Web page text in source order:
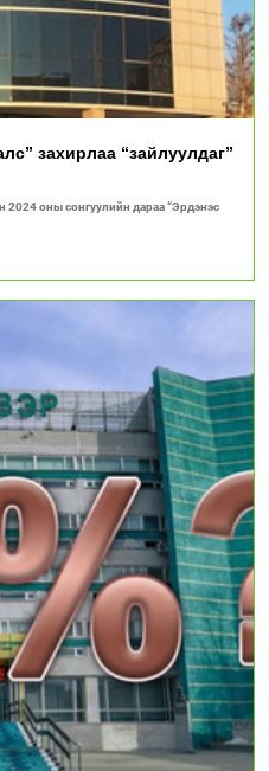
захирлаа “зайлуулдаг”
оны сонгуулийн дараа “Эрдэнэс